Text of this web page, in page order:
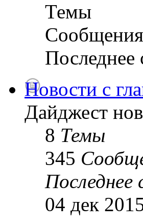
Темы
Сообщения
Новости с
Дайджест
8 Темы
345
Последнее
04 дек